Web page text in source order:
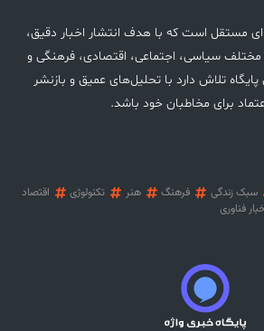
مستقل است که با هدف انتشار اخبار دقیق،
سیاسی، اجتماعی، اقتصادی، فرهنگی و
تلاش دارد با تحلیل‌های عمیق و بازنشر
برای مخاطبان خود باشد.
سبک زندگی فرهنگ هنر تکنولوژی
اقتصاد
فناوری